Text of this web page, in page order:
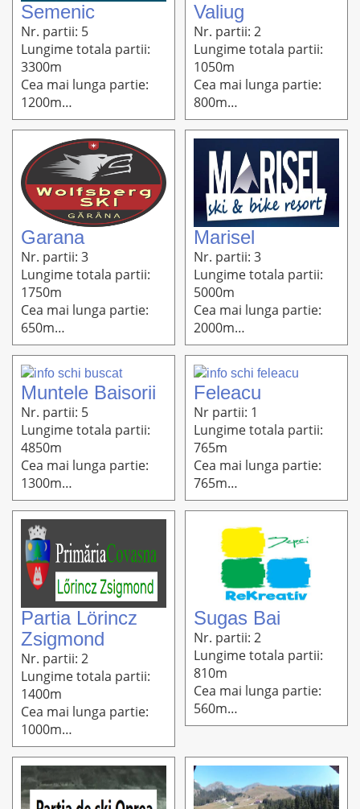
Semenic
Nr. partii: 5
Lungime totala partii:
3300m
Cea mai lunga partie:
1200m
Altitudine: 1465m-610m
Valiug
Nr. partii: 2
Lungime totala partii:
1050m
Cea mai lunga partie:
800m
Altitudine: 720m-610m
Garana
Nr. partii: 3
Lungime totala partii:
1750m
Cea mai lunga partie:
650m
Altitudine:1000m-990m
Marisel
Nr. partii: 3
Lungime totala partii:
5000m
Cea mai lunga partie:
2000m
Altitudine: 1240m-915m
Muntele Baisorii
Nr. partii: 5
Lungime totala partii:
4850m
Cea mai lunga partie:
1300m
Altitudine: 1677m-
1300m
Feleacu
Nr partii: 1
Lungime totala partii:
765m
Cea mai lunga partie:
765m
Altitudine: 738m-640m
Partia Lörincz
Zsigmond
Nr. partii: 2
Lungime totala partii:
1400m
Cea mai lunga partie:
1000m
Altitudine: 840m-660m
Sugas Bai
Nr. partii: 2
Lungime totala partii:
810m
Cea mai lunga partie:
560m
Altitudine: 750m-590m